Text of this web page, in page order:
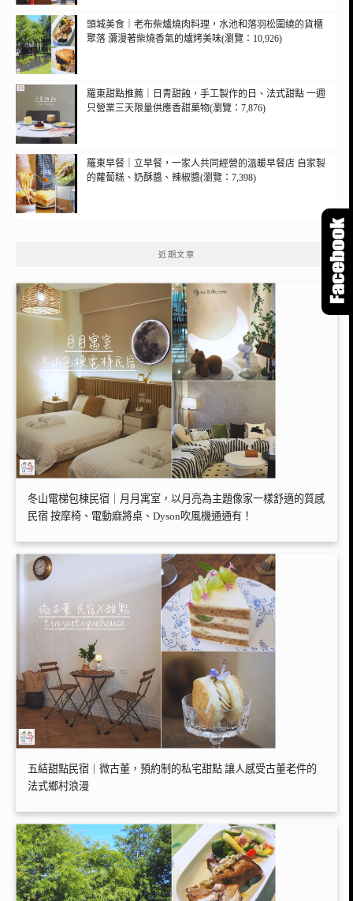
頭城美食｜老布柴爐燒肉料理，水池和落羽松圍繞的貨櫃
聚落 瀰漫著柴燒香氣的爐烤美味(瀏覽：10,926)
羅東甜點推薦｜日青甜蝕，手工製作的日、法式甜點 一週
只營業三天限量供應香甜菓物(瀏覽：7,876)
羅東早餐｜立早餐，一家人共同經營的溫暖早餐店 自家製
的蘿蔔糕、奶酥醬、辣椒醬(瀏覽：7,398)
近期文章
冬山電梯包棟民宿｜月月寓室，以月亮為主題像家一樣舒適的質感
民宿 按摩椅、電動麻將桌、Dyson吹風機通通有！
五結甜點民宿｜微古董，預約制的私宅甜點 讓人感受古董老件的
法式鄉村浪漫